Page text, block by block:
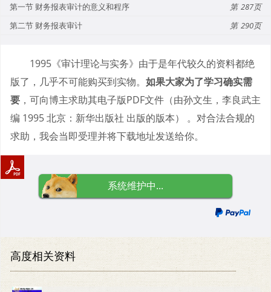
第一节 财务报表审计的意义和程序
287
第二节 财务报表审计
290
1995《审计理论与实务》由于是年代较久的资料都绝
版了，几乎不可能购买到实物。 如果大家为了学习确实需
要 ，可向博主求助其电子版PDF文件（由孙文生，李良武主
编 1995 北京：新华出版社 出版的版本） 。对合法合规的
求助，我会当即受理并将下载地址发送给你。
系统维护中...
高度相关资料